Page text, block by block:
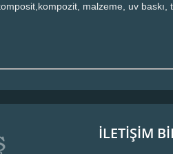
malzeme, uv baskı,
İLETİŞİM